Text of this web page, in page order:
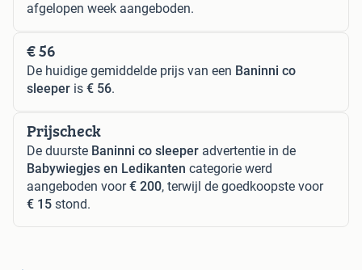
afgelopen week aangeboden.
€ 56
De huidige gemiddelde prijs van een Baninni co
sleeper is € 56.
Prijscheck
De duurste Baninni co sleeper advertentie in de
Babywiegjes en Ledikanten categorie werd
aangeboden voor€ 200, terwijl de goedkoopste voor
€ 15 stond.